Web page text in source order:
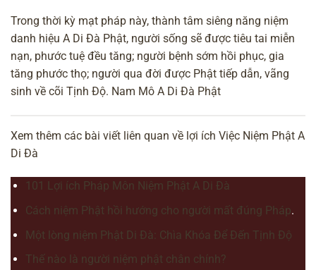
Trong thời kỳ mạt pháp này, thành tâm siêng năng niệm
danh hiệu A Di Đà Phật, người sống sẽ được tiêu tai miễn
nạn, phước tuệ đều tăng; người bệnh sớm hồi phục, gia
tăng phước thọ; người qua đời được Phật tiếp dẫn, vãng
sinh về cõi Tịnh Độ. Nam Mô A Di Đà Phật
Xem thêm các bài viết liên quan về lợi ích Việc Niệm Phật A
Di Đà
101 Lợi ích Pháp Môn Niệm Phật A Di Đà
Cách niệm Phật hồi hướng cho người mất đúng Pháp.
Một lòng niệm Phật Di Đà: Chìa Khóa Để Đến Tịnh Độ
Thế nào là người niệm phật chân chính?